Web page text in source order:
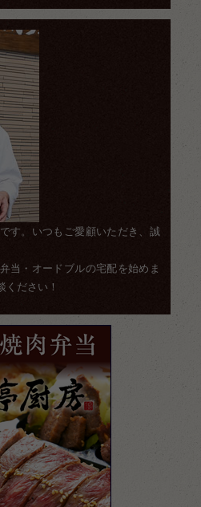
す。いつもご愛顧いただき、誠
当・オードブルの宅配を始めま
ください！